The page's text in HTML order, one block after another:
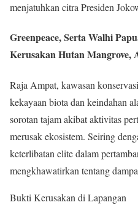
menjatuhkan citra Presiden
Greenpeace, Serta Walhi
Kerusakan Hutan Mangrove,
Raja Ampat, kawasan
kekayaan biota dan keindahan
sorotan tajam akibat aktivitas
merusak ekosistem. Seiring
keterlibatan elite dalam
mengkhawatirkan tentang
Bukti Kerusakan di Lapangan